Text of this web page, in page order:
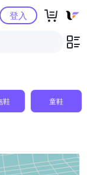
心
登入
鞋 童鞋